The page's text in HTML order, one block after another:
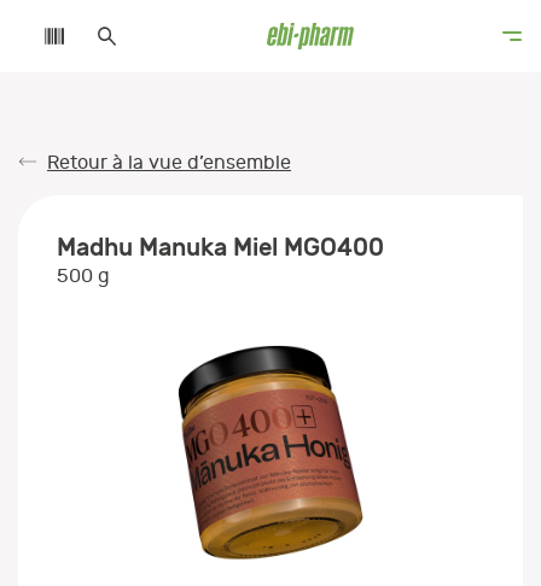
Retour à la vue d’ensemble
Madhu Manuka Miel MGO400
500 g